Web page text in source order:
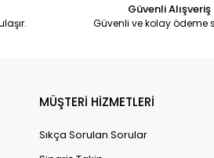
Güvenli Alışveriş
Güvenli ve kolay ödeme
MÜŞTERİ HİZMETLERİ
Sıkça Sorulan Sorular